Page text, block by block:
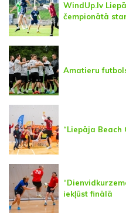
WindUp.lv
čempionātā
Amatieru
“Liepāja Beach
iekļūst finālā